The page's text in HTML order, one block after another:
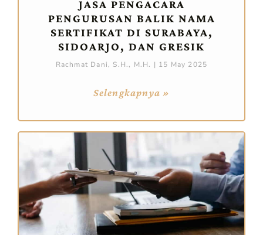
JASA PENGACARA
PENGURUSAN BALIK NAMA
SERTIFIKAT DI SURABAYA,
SIDOARJO, DAN GRESIK
Rachmat Dani, S.H., M.H. 15 May 2025
Selengkapnya »